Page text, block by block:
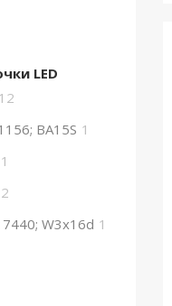
LED
12
BA15S 1
2
W3х16d 1